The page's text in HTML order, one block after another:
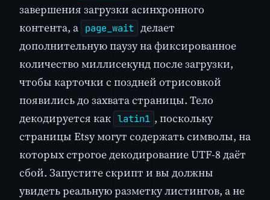
завершения загрузки асинхронного
контента, а page_wait делает
дополнительную паузу на фиксированное
количество миллисекунд после загрузки,
чтобы карточки с поздней отрисовкой
появились до захвата страницы. Тело
декодируется как latin1 , поскольку
страницы Etsy могут содержать символы, на
которых строгое декодирование UTF-8 даёт
сбой. Запустите скрипт и вы должны
увидеть реальную разметку листингов, а не